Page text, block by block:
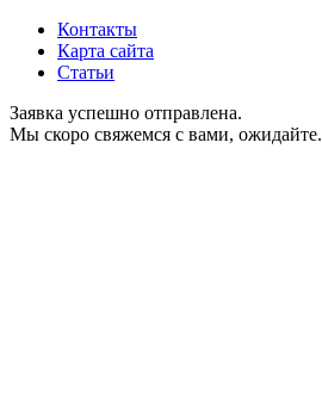
Контакты
Карта сайта
Статьи
Заявка успешно отправлена.
Мы скоро свяжемся с вами, ожидайте.